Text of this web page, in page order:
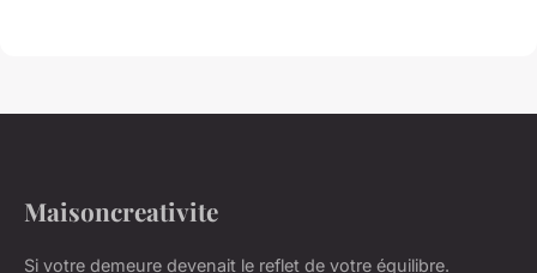
Maisoncreativite
Si votre demeure devenait le reflet de votre équilibre.